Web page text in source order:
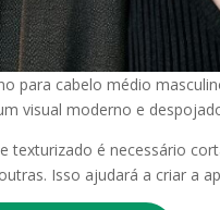
para cabelo médio
visual moderno e
texturizado é necessário
Isso ajudará a criar a